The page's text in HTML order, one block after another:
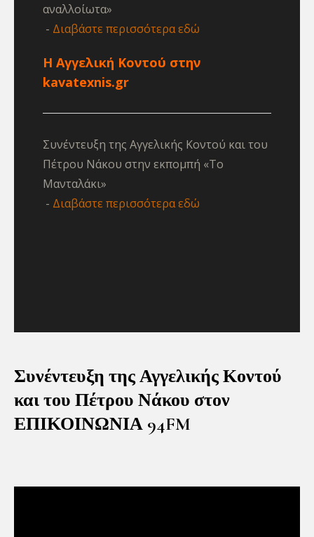
αναλλοίωτα»
Διαβάστε περισσότερα εδώ
Η Αγγελική Κοντού στην
kavatexnis.gr
Συνέντευξη της Αγγελικής Κοντού και του
Πέτρου Νάκου στην εκπομπή «Το
Μανταλάκι»
Διαβάστε περισσότερα εδώ
Συνέντευξη της Αγγελικής Κοντού
και του Πέτρου Νάκου στον
ΕΠΙΚΟΙΝΩΝΙΑ 94FM